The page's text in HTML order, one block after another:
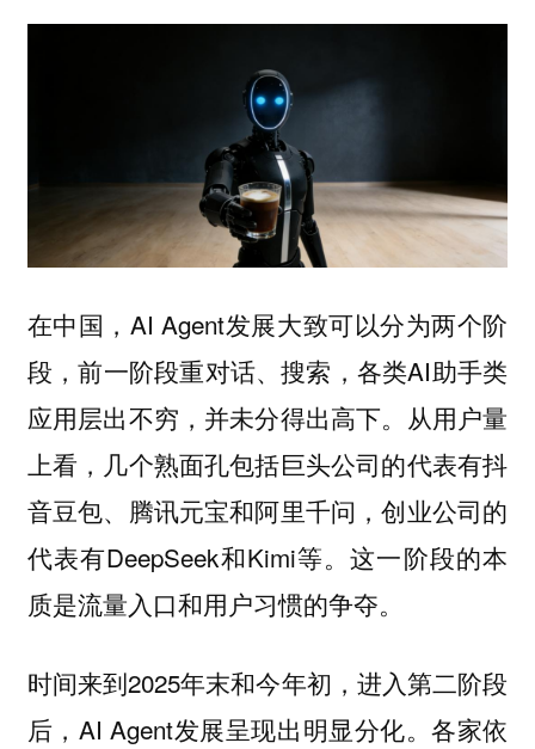
在中国，AI Agent发展大致可以分为两个阶
段，前一阶段重对话、搜索，各类AI助手类
应用层出不穷，并未分得出高下。从用户量
上看，几个熟面孔包括巨头公司的代表有抖
音豆包、腾讯元宝和阿里千问，创业公司的
代表有DeepSeek和Kimi等。这一阶段的本
质是流量入口和用户习惯的争夺。
时间来到2025年末和今年初，进入第二阶段
后，AI Agent发展呈现出明显分化。各家依